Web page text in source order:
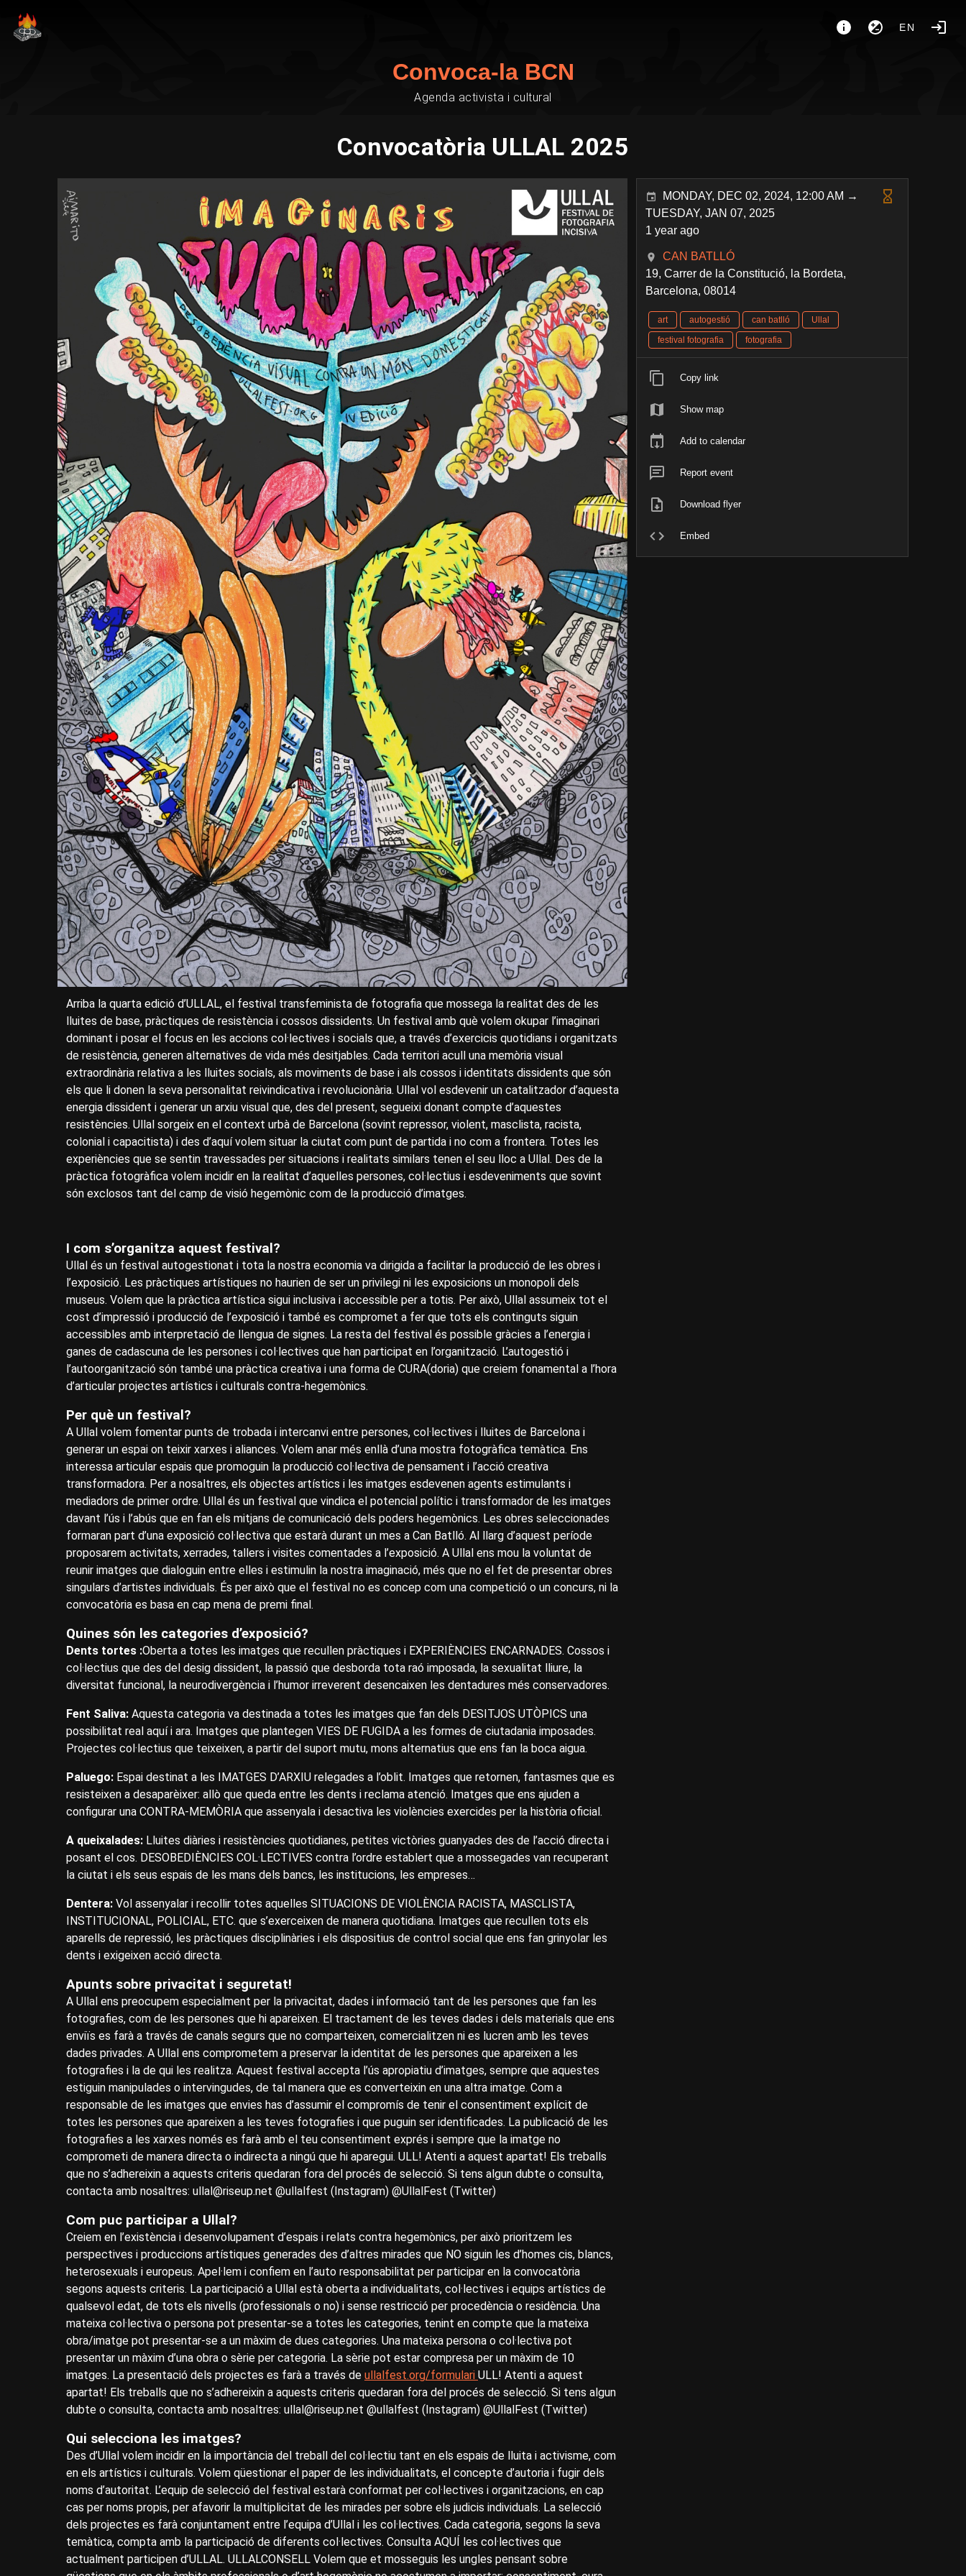
EN
Convoca-la BCN
Agenda activista i cultural
Convocatòria ULLAL 2025
Arriba la quarta edició d’ULLAL, el festival transfeminista de fotografia que mossega la realitat des de les
lluites de base, pràctiques de resistència i cossos dissidents. Un festival amb què volem okupar l’imaginari
dominant i posar el focus en les accions col·lectives i socials que, a través d’exercicis quotidians i organitzats
de resistència, generen alternatives de vida més desitjables. Cada territori acull una memòria visual
extraordinària relativa a les lluites socials, als moviments de base i als cossos i identitats dissidents que són
els que li donen la seva personalitat reivindicativa i revolucionària. Ullal vol esdevenir un catalitzador d’aquesta
energia dissident i generar un arxiu visual que, des del present, segueixi donant compte d’aquestes
resistències. Ullal sorgeix en el context urbà de Barcelona (sovint repressor, violent, masclista, racista,
colonial i capacitista) i des d’aquí volem situar la ciutat com punt de partida i no com a frontera. Totes les
experiències que se sentin travessades per situacions i realitats similars tenen el seu lloc a Ullal. Des de la
pràctica fotogràfica volem incidir en la realitat d’aquelles persones, col·lectius i esdeveniments que sovint
són exclosos tant del camp de visió hegemònic com de la producció d’imatges.
I com s’organitza aquest festival?
Ullal és un festival autogestionat i tota la nostra economia va dirigida a facilitar la producció de les obres i
l’exposició. Les pràctiques artístiques no haurien de ser un privilegi ni les exposicions un monopoli dels
museus. Volem que la pràctica artística sigui inclusiva i accessible per a totis. Per això, Ullal assumeix tot el
cost d’impressió i producció de l’exposició i també es compromet a fer que tots els continguts siguin
accessibles amb interpretació de llengua de signes. La resta del festival és possible gràcies a l’energia i
ganes de cadascuna de les persones i col·lectives que han participat en l’organització. L’autogestió i
l’autoorganització són també una pràctica creativa i una forma de CURA(doria) que creiem fonamental a l’hora
d’articular projectes artístics i culturals contra-hegemònics.
Per què un festival?
A Ullal volem fomentar punts de trobada i intercanvi entre persones, col·lectives i lluites de Barcelona i
generar un espai on teixir xarxes i aliances. Volem anar més enllà d’una mostra fotogràfica temàtica. Ens
interessa articular espais que promoguin la producció col·lectiva de pensament i l’acció creativa
transformadora. Per a nosaltres, els objectes artístics i les imatges esdevenen agents estimulants i
mediadors de primer ordre. Ullal és un festival que vindica el potencial polític i transformador de les imatges
davant l’ús i l’abús que en fan els mitjans de comunicació dels poders hegemònics. Les obres seleccionades
formaran part d’una exposició col·lectiva que estarà durant un mes a Can Batlló. Al llarg d’aquest període
proposarem activitats, xerrades, tallers i visites comentades a l’exposició. A Ullal ens mou la voluntat de
reunir imatges que dialoguin entre elles i estimulin la nostra imaginació, més que no el fet de presentar obres
singulars d’artistes individuals. És per això que el festival no es concep com una competició o un concurs, ni la
convocatòria es basa en cap mena de premi final.
Quines són les categories d’exposició?
Dents tortes :Oberta a totes les imatges que recullen pràctiques i EXPERIÈNCIES ENCARNADES. Cossos i
col·lectius que des del desig dissident, la passió que desborda tota raó imposada, la sexualitat lliure, la
diversitat funcional, la neurodivergència i l’humor irreverent desencaixen les dentadures més conservadores.
Fent Saliva: Aquesta categoria va destinada a totes les imatges que fan dels DESITJOS UTÒPICS una
possibilitat real aquí i ara. Imatges que plantegen VIES DE FUGIDA a les formes de ciutadania imposades.
Projectes col·lectius que teixeixen, a partir del suport mutu, mons alternatius que ens fan la boca aigua.
Paluego: Espai destinat a les IMATGES D’ARXIU relegades a l’oblit. Imatges que retornen, fantasmes que es
resisteixen a desaparèixer: allò que queda entre les dents i reclama atenció. Imatges que ens ajuden a
configurar una CONTRA-MEMÒRIA que assenyala i desactiva les violències exercides per la història oficial.
A queixalades: Lluites diàries i resistències quotidianes, petites victòries guanyades des de l’acció directa i
posant el cos. DESOBEDIÈNCIES COL·LECTIVES contra l’ordre establert que a mossegades van recuperant
la ciutat i els seus espais de les mans dels bancs, les institucions, les empreses…
Dentera: Vol assenyalar i recollir totes aquelles SITUACIONS DE VIOLÈNCIA RACISTA, MASCLISTA,
INSTITUCIONAL, POLICIAL, ETC. que s’exerceixen de manera quotidiana. Imatges que recullen tots els
aparells de repressió, les pràctiques disciplinàries i els dispositius de control social que ens fan grinyolar les
dents i exigeixen acció directa.
Apunts sobre privacitat i seguretat!
A Ullal ens preocupem especialment per la privacitat, dades i informació tant de les persones que fan les
fotografies, com de les persones que hi apareixen. El tractament de les teves dades i dels materials que ens
enviïs es farà a través de canals segurs que no comparteixen, comercialitzen ni es lucren amb les teves
dades privades. A Ullal ens comprometem a preservar la identitat de les persones que apareixen a les
fotografies i la de qui les realitza. Aquest festival accepta l’ús apropiatiu d’imatges, sempre que aquestes
estiguin manipulades o intervingudes, de tal manera que es converteixin en una altra imatge. Com a
responsable de les imatges que envies has d’assumir el compromís de tenir el consentiment explícit de
totes les persones que apareixen a les teves fotografies i que puguin ser identificades. La publicació de les
fotografies a les xarxes només es farà amb el teu consentiment exprés i sempre que la imatge no
comprometi de manera directa o indirecta a ningú que hi aparegui. ULL! Atenti a aquest apartat! Els treballs
que no s’adhereixin a aquests criteris quedaran fora del procés de selecció. Si tens algun dubte o consulta,
contacta amb nosaltres: ullal@riseup.net @ullalfest (Instagram) @UllalFest (Twitter)
Com puc participar a Ullal?
Creiem en l’existència i desenvolupament d’espais i relats contra hegemònics, per això prioritzem les
perspectives i produccions artístiques generades des d’altres mirades que NO siguin les d’homes cis, blancs,
heterosexuals i europeus. Apel·lem i confiem en l’auto responsabilitat per participar en la convocatòria
segons aquests criteris. La participació a Ullal està oberta a individualitats, col·lectives i equips artístics de
qualsevol edat, de tots els nivells (professionals o no) i sense restricció per procedència o residència. Una
mateixa col·lectiva o persona pot presentar-se a totes les categories, tenint en compte que la mateixa
obra/imatge pot presentar-se a un màxim de dues categories. Una mateixa persona o col·lectiva pot
presentar un màxim d’una obra o sèrie per categoria. La sèrie pot estar compresa per un màxim de 10
imatges. La presentació dels projectes es farà a través de ullalfest.org/formulari ULL! Atenti a aquest
apartat! Els treballs que no s’adhereixin a aquests criteris quedaran fora del procés de selecció. Si tens algun
dubte o consulta, contacta amb nosaltres: ullal@riseup.net @ullalfest (Instagram) @UllalFest (Twitter)
Qui selecciona les imatges?
Des d’Ullal volem incidir en la importància del treball del col·lectiu tant en els espais de lluita i activisme, com
en els artístics i culturals. Volem qüestionar el paper de les individualitats, el concepte d’autoria i fugir dels
noms d’autoritat. L’equip de selecció del festival estarà conformat per col·lectives i organitzacions, en cap
cas per noms propis, per afavorir la multiplicitat de les mirades per sobre els judicis individuals. La selecció
dels projectes es farà conjuntament entre l’equipa d’Ullal i les col·lectives. Cada categoria, segons la seva
temàtica, compta amb la participació de diferents col·lectives. Consulta AQUÍ les col·lectives que
actualment participen d’ULLAL. ULLALCONSELL Volem que et mosseguis les ungles pensant sobre
MONDAY, DEC 02, 2024, 12:00 AM →
TUESDAY, JAN 07, 2025
1 year ago
CAN BATLLÓ
19, Carrer de la Constitució, la Bordeta,
Barcelona, 08014
art autogestió can batlló
Ullal
festival fotografia
fotografia
Copy link
Show map
Add to calendar
Report event
Download flyer
Embed